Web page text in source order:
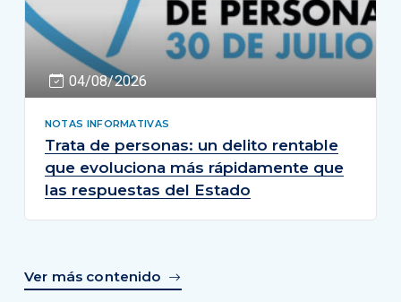
04/08/2026
NOTAS INFORMATIVAS
Trata de personas: un delito rentable
que evoluciona más rápidamente que
las respuestas del Estado
Ver más contenido